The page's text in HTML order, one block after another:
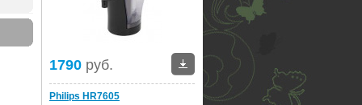
1790 руб.
Philips HR7605